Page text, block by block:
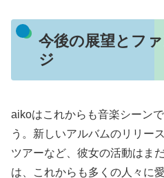
今後の展望とフ
ジ
aikoはこれからも音楽シーン
う。新しいアルバムのリリー
ツアーなど、彼女の活動はま
は、これからも多くの人々に